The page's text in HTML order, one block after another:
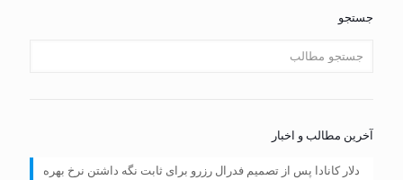
جستجو
آخرین مطالب و اخبار
دلار کانادا پس از تصمیم فدرال رزرو برای ثابت نگه داشتن نرخ بهره